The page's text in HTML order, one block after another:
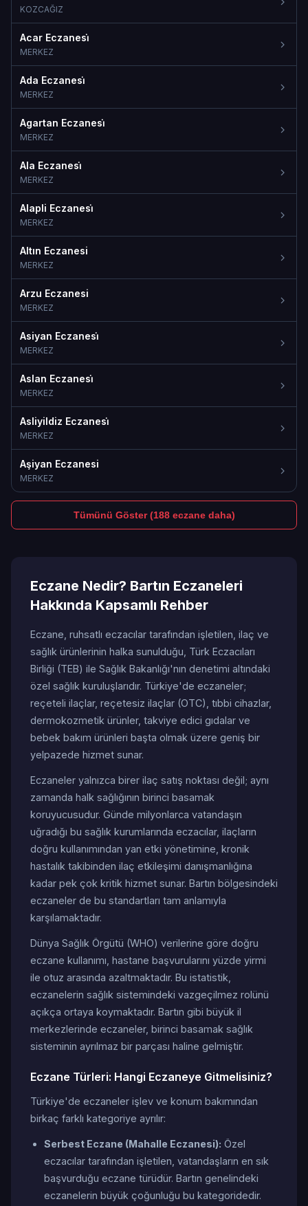
KOZCAĞIZ
Acar Eczanesi̇
MERKEZ
Ada Eczanesi̇
MERKEZ
Agartan Eczanesi̇
MERKEZ
Ala Eczanesi̇
MERKEZ
Alapli Eczanesi̇
MERKEZ
Altın Eczanesi
MERKEZ
Arzu Eczanesi
MERKEZ
Asiyan Eczanesi̇
MERKEZ
Aslan Eczanesi̇
MERKEZ
Asliyildiz Eczanesi̇
MERKEZ
Aşiyan Eczanesi
MERKEZ
Tümünü Göster (188 eczane daha)
Eczane Nedir? Bartın Eczaneleri
Hakkında Kapsamlı Rehber
Eczane, ruhsatlı eczacılar tarafından işletilen, ilaç ve
sağlık ürünlerinin halka sunulduğu, Türk Eczacıları
Birliği (TEB) ile Sağlık Bakanlığı'nın denetimi altındaki
özel sağlık kuruluşlarıdır. Türkiye'de eczaneler;
reçeteli ilaçlar, reçetesiz ilaçlar (OTC), tıbbi cihazlar,
dermokozmetik ürünler, takviye edici gıdalar ve
bebek bakım ürünleri başta olmak üzere geniş bir
yelpazede hizmet sunar.
Eczaneler yalnızca birer ilaç satış noktası değil; aynı
zamanda halk sağlığının birinci basamak
koruyucusudur. Günde milyonlarca vatandaşın
uğradığı bu sağlık kurumlarında eczacılar, ilaçların
doğru kullanımından yan etki yönetimine, kronik
hastalık takibinden ilaç etkileşimi danışmanlığına
kadar pek çok kritik hizmet sunar. Bartın bölgesindeki
eczaneler de bu standartları tam anlamıyla
karşılamaktadır.
Dünya Sağlık Örgütü (WHO) verilerine göre doğru
eczane kullanımı, hastane başvurularını yüzde yirmi
ile otuz arasında azaltmaktadır. Bu istatistik,
eczanelerin sağlık sistemindeki vazgeçilmez rolünü
açıkça ortaya koymaktadır. Bartın gibi büyük il
merkezlerinde eczaneler, birinci basamak sağlık
sisteminin ayrılmaz bir parçası haline gelmiştir.
Eczane Türleri: Hangi Eczaneye Gitmelisiniz?
Türkiye'de eczaneler işlev ve konum bakımından
birkaç farklı kategoriye ayrılır:
Serbest Eczane (Mahalle Eczanesi): Özel
eczacılar tarafından işletilen, vatandaşların en sık
başvurduğu eczane türüdür. Bartın genelindeki
eczanelerin büyük çoğunluğu bu kategoridedir.